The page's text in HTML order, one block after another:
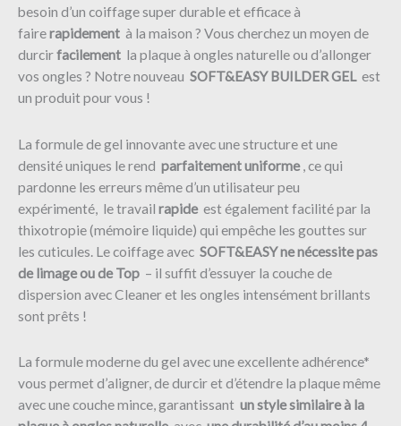
besoin d’un coiffage super durable et efficace à
fairerapidement à la maison ? Vous cherchez un moyen de
durcirfacilement la plaque à ongles naturelle ou d’allonger
vos ongles ? Notre nouveau SOFT&EASY BUILDER GEL est
un produit pour vous !
La formule de gel innovante avec une structure et une
densité uniques le rend parfaitement uniforme, ce qui
pardonne les erreurs même d’un utilisateur peu
expérimenté, le travail rapideest également facilité par la
thixotropie (mémoire liquide) qui empêche les gouttes sur
les cuticules. Le coiffage avec SOFT&EASY ne nécessite pas
de limage ou de Top – il suffit d’essuyer la couche de
dispersion avec Cleaner et les ongles intensément brillants
sont prêts !
La formule moderne du gel avec une excellente adhérence*
vous permet d’aligner, de durcir et d’étendre la plaque même
avec une couche mince, garantissant un style similaire à la